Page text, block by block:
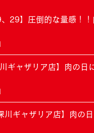
、29】圧倒的な量感！
ギャザリア店】肉の日
川ギャザリア店】肉の